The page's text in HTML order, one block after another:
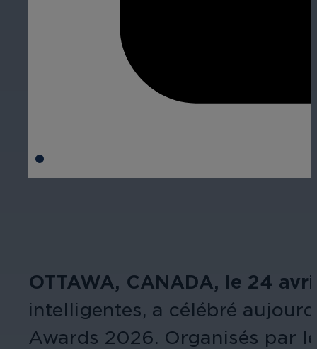
OTTAWA, CANADA, le 24
intelligentes, a célébré
Awards 2026. Organisés par